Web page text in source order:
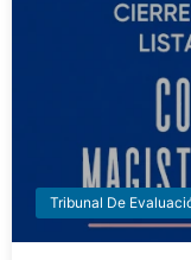
Tribunal De